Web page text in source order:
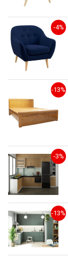
-4%
-13%
-3%
-13%